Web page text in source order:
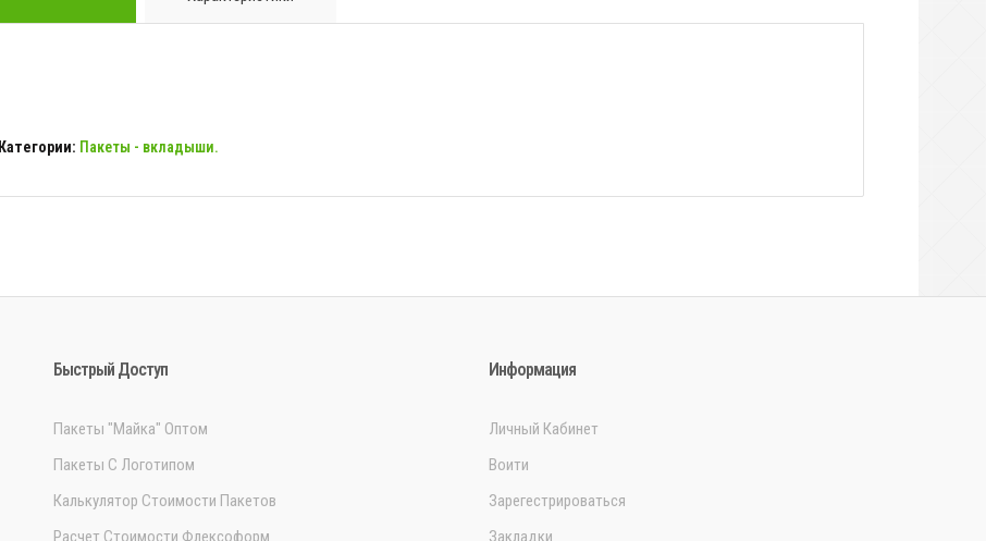
Категории: Пакеты - вкладыши.
Быстрый Доступ
Пакеты "Майка" Оптом
Пакеты С Логотипом
Калькулятор Стоимости Пакетов
Расчет Стоимости Флексоформ
Информация
Личный Кабинет
Воити
Зарегестрироваться
Закладки